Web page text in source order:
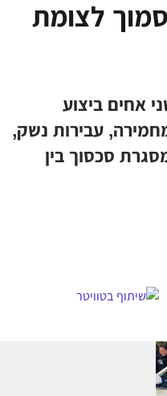
לצומת
אחים ביצוע
עבירות נשק,
סכסוך בין